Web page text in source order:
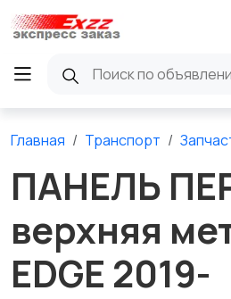
Главная Транспорт
ПАНЕЛЬ
верхняя
EDGE 2019-